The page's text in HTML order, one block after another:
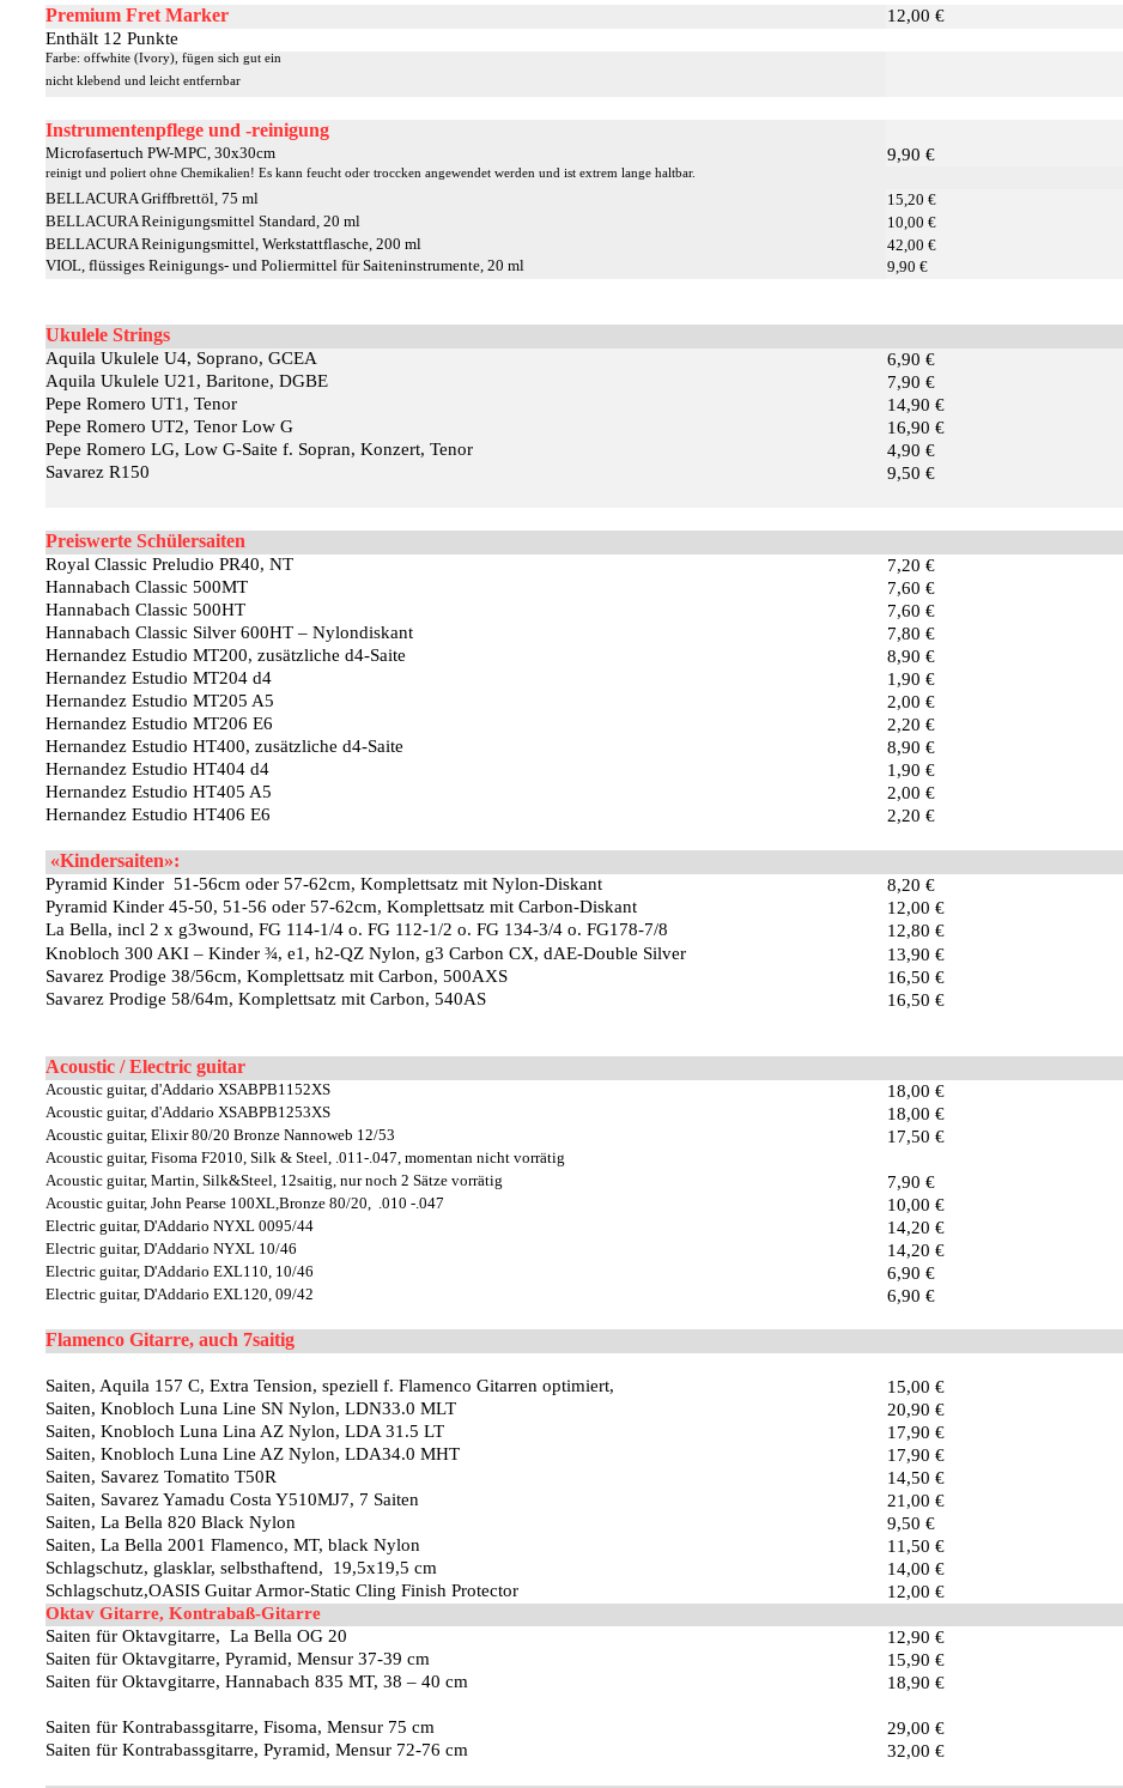
Premium Fret Marker
12,00 €
Enthält 12 Punkte
Farbe: offwhite (Ivory), fügen sich gut ein
nicht klebend und leicht entfernbar
Instrumentenpflege und -reinigung
Microfasertuch PW-MPC, 30x30cm 9,90 €
reinigt und poliert ohne Chemikalien! Es kann feucht oder troccken angewendet werden und ist extrem lange haltbar.
BELLACURA Griffbrettöl, 75 ml
15,20 €
BELLACURA Reinigungsmittel Standard, 20 ml
10,00 €
BELLACURA Reinigungsmittel, Werkstattflasche, 200 ml
42,00 €
VIOL, flüssiges Reinigungs- und Poliermittel für Saiteninstrumente, 20 ml
9,90 €
Ukulele Strings
Aquila Ukulele U4, Soprano, GCEA
6,90 €
Aquila Ukulele U21, Baritone, DGBE
7,90 €
Pepe Romero UT1, Tenor
14,90 €
Pepe Romero UT2, Tenor Low G
16,90 €
Pepe Romero LG, Low G-Saite f. Sopran, Konzert, Tenor
4,90 €
Savarez R150
9,50 €
Preiswerte Schülersaiten
Royal Classic Preludio PR40, NT
7,20 €
Hannabach Classic 500MT
7,60 €
Hannabach Classic 500HT
7,60 €
Hannabach Classic Silver 600HT – Nylondiskant
7,80 €
Hernandez Estudio MT200, zusätzliche d4-Saite
8,90 €
Hernandez Estudio MT204 d4
1,90 €
Hernandez Estudio MT205 A5
2,00 €
Hernandez Estudio MT206 E6
2,20 €
Hernandez Estudio HT400, zusätzliche d4-Saite
8,90 €
Hernandez Estudio HT404 d4
1,90 €
Hernandez Estudio HT405 A5
2,00 €
Hernandez Estudio HT406 E6
2,20 €
«Kindersaiten»:
Pyramid Kinder 51-56cm oder 57-62cm, Komplettsatz mit Nylon-Diskant
8,20 €
Pyramid Kinder 45-50, 51-56 oder 57-62cm, Komplettsatz mit Carbon-Diskant
12,00 €
La Bella, incl 2 x g3wound, FG 114-1/4 o. FG 112-1/2 o. FG 134-3/4 o. FG178-7/8
12,80 €
Knobloch 300 AKI – Kinder ¾, e1, h2-QZ Nylon, g3 Carbon CX, dAE-Double Silver
13,90 €
Savarez Prodige 38/56cm, Komplettsatz mit Carbon, 500AXS
16,50 €
Savarez Prodige 58/64m, Komplettsatz mit Carbon, 540AS
16,50 €
Acoustic / Electric guitar
Acoustic guitar, d'Addario XSABPB1152XS 18,00 €
Acoustic guitar, d'Addario XSABPB1253XS 18,00 €
Acoustic guitar, Elixir 80/20 Bronze Nannoweb 12/53 17,50 €
Acoustic guitar, Fisoma F2010, Silk & Steel, .011-.047, momentan nicht vorrätig
Acoustic guitar, Martin, Silk&Steel, 12saitig, nur noch 2 Sätze vorrätig
7,90 €
Acoustic guitar, John Pearse 100XL,Bronze 80/20, .010 -.047 10,00 €
Electric guitar, D'Addario NYXL 0095/44 14,20 €
Electric guitar, D'Addario NYXL 10/46 14,20 €
Electric guitar, D'Addario EXL110, 10/46 6,90 €
Electric guitar, D'Addario EXL120, 09/42 6,90 €
Flamenco Gitarre, auch 7saitig
Saiten, Aquila 157 C, Extra Tension, speziell f. Flamenco Gitarren optimiert,
15,00 €
Saiten, Knobloch Luna Line SN Nylon, LDN33.0 MLT
20,90 €
Saiten, Knobloch Luna Lina AZ Nylon, LDA 31.5 LT
17,90 €
Saiten, Knobloch Luna Line AZ Nylon, LDA34.0 MHT
17,90 €
Saiten, Savarez Tomatito T50R
14,50 €
Saiten, Savarez Yamadu Costa Y510MJ7, 7 Saiten
21,00 €
Saiten, La Bella 820 Black Nylon
9,50 €
Saiten, La Bella 2001 Flamenco, MT, black Nylon
11,50 €
Schlagschutz, glasklar, selbsthaftend, 19,5x19,5 cm
14,00 €
Schlagschutz,OASIS Guitar Armor-Static Cling Finish Protector
12,00 €
Oktav Gitarre, Kontrabaß-Gitarre
Saiten für Oktavgitarre, La Bella OG 20
12,90 €
Saiten für Oktavgitarre, Pyramid, Mensur 37-39 cm
15,90 €
Saiten für Oktavgitarre, Hannabach 835 MT, 38 – 40 cm
18,90 €
Saiten für Kontrabassgitarre, Fisoma, Mensur 75 cm
29,00 €
Saiten für Kontrabassgitarre, Pyramid, Mensur 72-76 cm
32,00 €